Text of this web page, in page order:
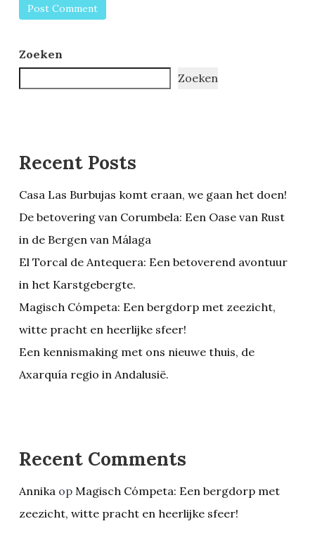
Zoeken
Zoeken
Recent Posts
Casa Las Burbujas komt eraan, we gaan het doen!
De betovering van Corumbela: Een Oase van Rust
in de Bergen van Málaga
El Torcal de Antequera: Een betoverend avontuur
in het Karstgebergte.
Magisch Cómpeta: Een bergdorp met zeezicht,
witte pracht en heerlijke sfeer!
Een kennismaking met ons nieuwe thuis, de
Axarquía regio in Andalusië.
Recent Comments
Annika op Magisch Cómpeta: Een bergdorp met
zeezicht, witte pracht en heerlijke sfeer!